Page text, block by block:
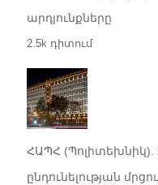
արդյունքները
2.5k դիտում
ՀԱՊՀ (Պոլիտեխնիկ).
ընդունելության